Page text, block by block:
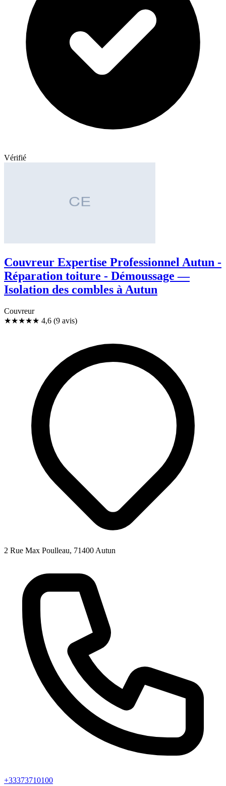
Vérifié
Couvreur Expertise Professionnel Autun -
Réparation toiture - Démoussage —
Isolation des combles à Autun
Couvreur
★★★★★ 4,6 (9 avis)
2 Rue Max Poulleau, 71400 Autun
+33373710100